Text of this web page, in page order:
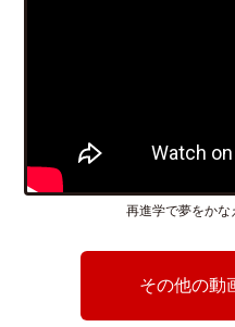
再進学で夢をかな
その他の動